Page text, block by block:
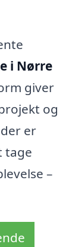
i Nørre
giver
og
er
tage
–